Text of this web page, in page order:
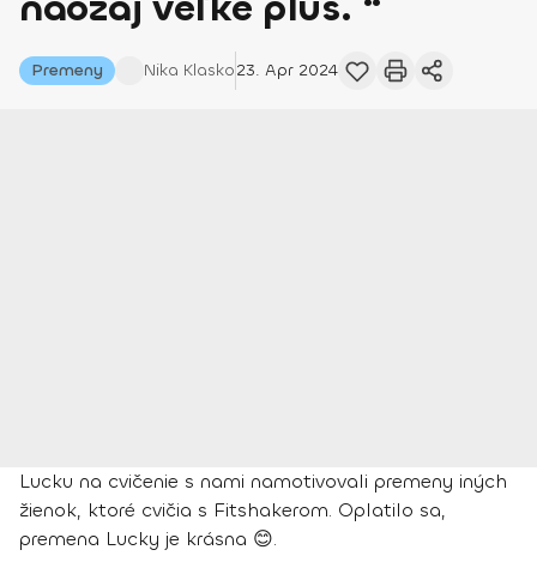
Premeny Nika Klasko23. Apr 2024
Lucku na cvičenie s nami namotivovali premeny iných
žienok, ktoré cvičia s Fitshakerom. Oplatilo sa,
premena Lucky je krásna 😊.